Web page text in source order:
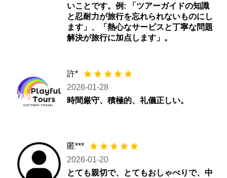
いことです。例: 「ツアーガイドの知識
と忍耐力が旅行を忘れられないものにし
ます」、「熱心なサービスと丁寧な問題
解決が旅行に加点します」。
許*
2026-01-28
時間厳守、積極的、礼儀正しい。
匿***
2026-01-20
とても親切で、とてもおしゃべりで、中